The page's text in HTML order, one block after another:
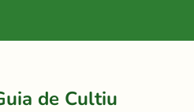
de Cultiu